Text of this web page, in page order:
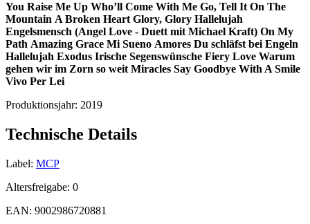
You Raise Me Up Who’ll Come With Me Go, Tell It On The
Mountain A Broken Heart Glory, Glory Hallelujah
Engelsmensch (Angel Love - Duett mit Michael Kraft) On My
Path Amazing Grace Mi Sueno Amores Du schläfst bei Engeln
Hallelujah Exodus Irische Segenswünsche Fiery Love Warum
gehen wir im Zorn so weit Miracles Say Goodbye With A Smile
Vivo Per Lei
Produktionsjahr: 2019
Technische Details
Label: MCP
Altersfreigabe: 0
EAN: 9002986720881